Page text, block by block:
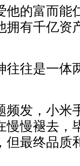
他的富而能
拥有千亿资
往往是一体
频发，小米
慢慢褪去，
但最终品质